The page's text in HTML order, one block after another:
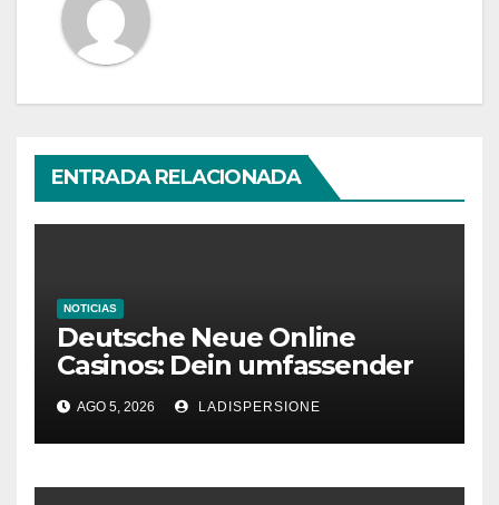
ENTRADA RELACIONADA
NOTICIAS
Deutsche Neue Online
Casinos: Dein umfassender
Ratgeber für moderne
Glücksspielplattformen
AGO 5, 2026 LADISPERSIONE